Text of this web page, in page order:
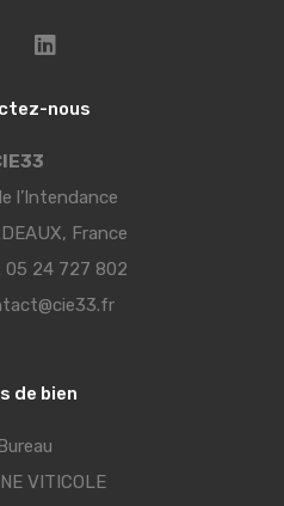
nous
l’Intendance
France
05 24 727 802
de bien
Bureau
VITICOLE